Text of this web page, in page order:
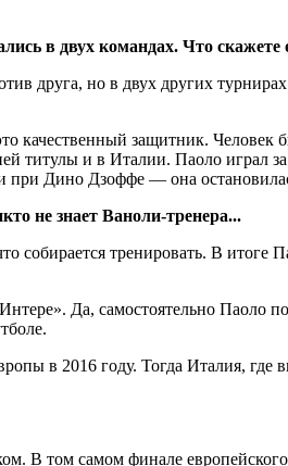
в двух командах. Что скажете
друга, но в двух других
качественный защитник.
титулы и в Италии. Паоло
Дино Дзоффе — она
не знает Ваноли-тренера...
тренировать. В итоге
Да, самостоятельно Паоло
в 2016 году. Тогда Италия,
В том самом финале